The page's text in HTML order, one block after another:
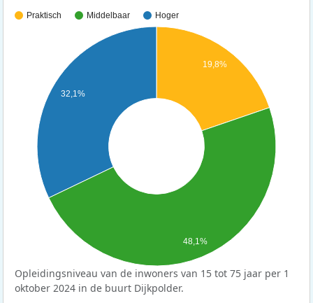
Praktisch Middelbaar Hoger
19,8%
32,1%
48,1%
Opleidingsniveau van de inwoners van 15 tot 75 jaar per 1
oktober 2024 in de buurt Dijkpolder.